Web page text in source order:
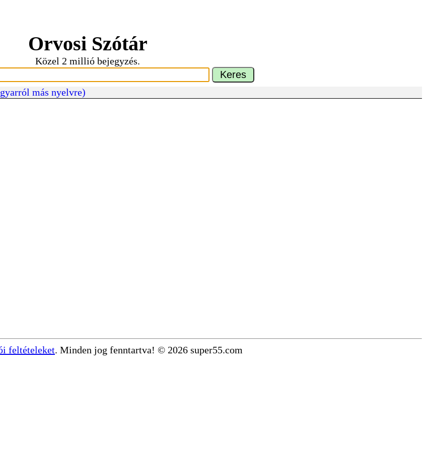
Orvosi Szótár
Közel 2 millió bejegyzés.
más nyelvre)
feltételeket. Minden jog fenntartva! © 2026 super55.com